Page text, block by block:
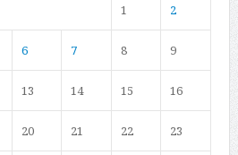
1 2
6 7 8 9
13 14 15 16
20 21 22 23